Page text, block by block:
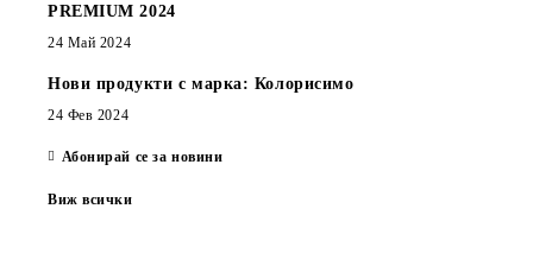
PREMIUM 2024
24 Май 2024
Нови продукти с марка: Колорисимо
24 Фев 2024
Абонирай се за новини
Виж всички